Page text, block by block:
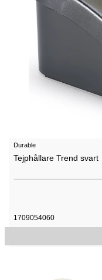
Durable
Tejphållare Trend svart
1709054060